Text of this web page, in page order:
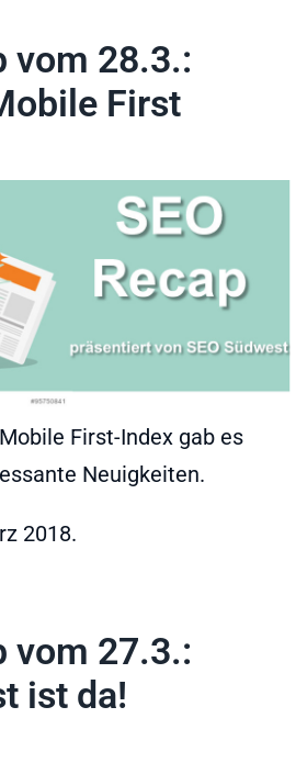
vom 28.3.:
First
First-Index gab es
Neuigkeiten.
2018.
vom 27.3.:
ist da!